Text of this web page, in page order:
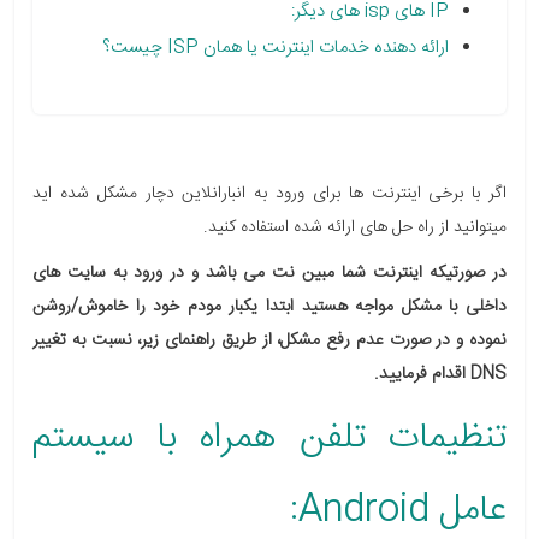
IP های isp های دیگر:
ارائه دهنده خدمات اینترنت یا همان ISP چیست؟
اگر با برخی اینترنت ها برای ورود به انبارانلاین دچار مشکل شده اید
میتوانید از راه حل های ارائه شده استفاده کنید.
در صورتیکه اینترنت شما مبین نت می باشد و در ورود به سایت های
داخلی با مشکل مواجه هستید ابتدا یکبار مودم خود را خاموش/روشن
نموده و در صورت عدم رفع مشکل، از طریق راهنمای زیر، نسبت به تغییر
DNS اقدام فرمایید.
تنظیمات تلفن همراه با سیستم
عامل Android: